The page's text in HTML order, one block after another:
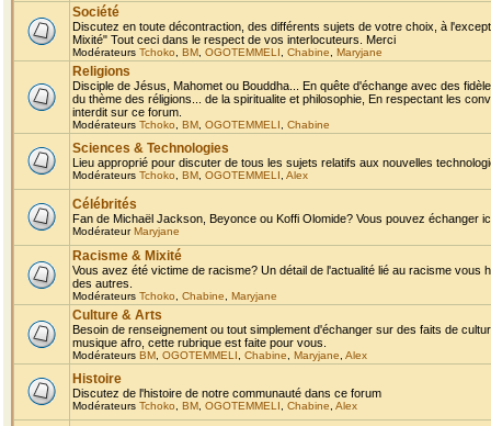
Société
Discutez en toute décontraction, des différents sujets de votre choix, à
Mixité" Tout ceci dans le respect de vos interlocuteurs. Merci
Modérateurs Tchoko BM OGOTEMMELI Chabine Maryjane
Religions
Disciple de Jésus, Mahomet ou Bouddha... En quête d'échange avec des
du thème des réligions... de la spiritualite et philosophie, En respectant les
interdit sur ce forum.
Modérateurs Tchoko BM OGOTEMMELI Chabine
Sciences & Technologies
Lieu approprié pour discuter de tous les sujets relatifs aux nouvelles
Modérateurs Tchoko BM OGOTEMMELI Alex
Célébrités
Fan de Michaël Jackson, Beyonce ou Koffi Olomide? Vous pouvez échanger
ModérateurMaryjane
Racisme & Mixité
Vous avez été victime de racisme? Un détail de l'actualité lié au racisme
des autres.
Modérateurs Tchoko Chabine Maryjane
Culture & Arts
Besoin de renseignement ou tout simplement d'échanger sur des faits de
musique afro, cette rubrique est faite pour vous.
Modérateurs BM OGOTEMMELI Chabine Maryjane Alex
Histoire
Discutez de l'histoire de notre communauté dans ce forum
Modérateurs Tchoko BM OGOTEMMELI Chabine Alex